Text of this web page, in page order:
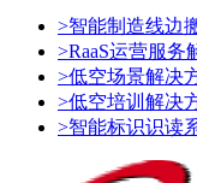
>智能制造线边
>RaaS运营服务
>低空场景解决
>低空培训解决
>智能标识识读